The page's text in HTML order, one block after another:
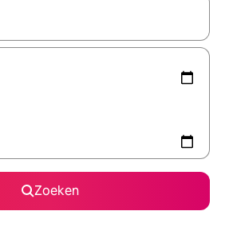
beschikbaar zijn, maak je een keuze
Zoeken